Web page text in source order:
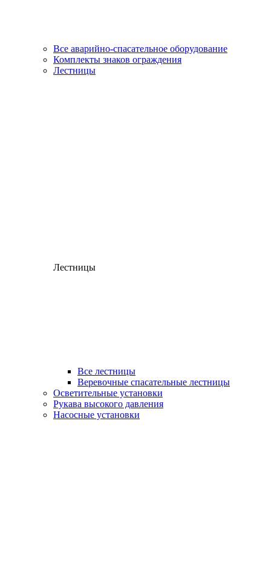
Все аварийно-спасательное оборудование
Комплекты знаков ограждения
Лестницы
Лестницы
Все лестницы
Веревочные спасательные лестницы
Осветительные установки
Рукава высокого давления
Насосные установки